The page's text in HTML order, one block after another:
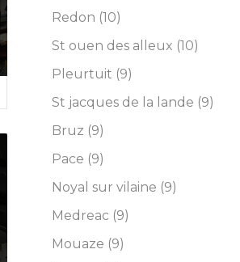
Redon (10)
St ouen des alleux (10)
Pleurtuit (9)
St jacques de la lande (9)
Bruz (9)
Pace (9)
Noyal sur vilaine (9)
Medreac (9)
Mouaze (9)